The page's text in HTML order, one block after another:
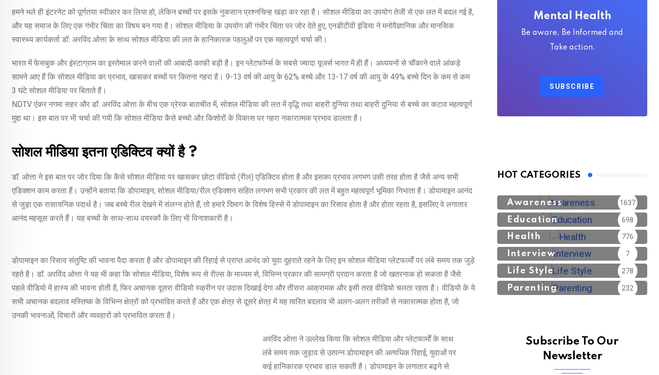
हमने भले ही इंटरनेट को पूर्णतया स्वीकार कर लिया हो, लेकिन बच्चों पर इसके नुकसान प्रश्नचिन्ह खड़ा कर रहा है। सोशल मीडिया का उपयोग तेजी से एक लत में बदल गई है,
और यह समाज के लिए एक गंभीर चिंता का विषय बन गया है। सोशल मीडिया के उपयोग की गंभीर चिंता पर जोर देते हुए, एनडीटीवी इंडिया ने मनोवैज्ञानिक और मानसिक
स्वास्थ्य कार्यकर्ता डॉ. अरविंद ओत्ता के साथ सोशल मीडिया की लत के हानिकारक पहलुओं पर एक महत्वपूर्ण चर्चा की।
भारत में फेसबुक और इंस्टाग्राम का इस्तेमाल करने वालों की आबादी काफी बड़ी है। इन प्लेटफॉर्म्स के सबसे ज्यादा यूजर्स भारत में ही हैं। अध्ययनों से चौंकाने वाले आंकड़े
सामने आए हैं कि सोशल मीडिया का प्रभाव, खासकर बच्चों पर कितना गहरा है। 9-13 वर्ष की आयु के 62% बच्चे और 13-17 वर्ष की आयु के 49% बच्चे दिन के कम से कम
3 घंटे सोशल मीडिया पर बिताते हैं।
NDTV एंकर नगमा सहर और डॉ. अरविंद ओत्ता के बीच एक प्रेरक बातचीत में, सोशल मीडिया की लत में वृद्धि तथा बाहरी दुनिया तथा बाहरी दुनिया से बच्चे का कटाव महत्वपूर्ण
मुद्दा था। इस बात पर भी चर्चा की गयी कि सोशल मीडिया कैसे बच्चो और किशोरों के विकास पर गहरा नकारात्मक प्रभाव डालता है।
सोशल मीडिया इतना एडिक्टिव क्यों है ?
डॉ. ओत्ता ने इस बात पर जोर दिया कि कैसे सोशल मीडिया पर खासकर छोटा वीडियो (रील) एडिक्टिव होता है और इसका प्रभाव लगभग उसी तरह होता है जैसे अन्य सभी
एडिक्शन काम करता हैं। उन्होंने बताया कि डोपामाइन, सोशल मीडिया/रील एडिक्शन सहित लगभग सभी प्रकार की लत में बहुत महत्वपूर्ण भूमिका निभाता है। डोपामाइन आनंद
से जुड़ा एक रासायनिक पदार्थ है। जब बच्चे रील देखने में संलग्न होते हैं, तो हमारे दिमाग के विशेष हिस्से में डोपामाइन का रिसाव होता है और होता रहता है, इसलिए वे लगातार
आनंद महसूस करते हैं। यह बच्चों के साथ-साथ वयस्कों के लिए भी विनाशकारी है।
डोपामाइन का रिसाव संतुष्टि की भावना पैदा करता है और डोपामाइन की रिहाई से प्राप्त आनंद को युवा दुहराते रहने के लिए इन सोशल मीडिया प्लेटफार्मों पर लंबे समय तक जुड़े
रहते है। डॉ. अरविंद ओत्ता ने यह भी कहा कि सोशल मीडिया, विशेष रूप से रील्स के माध्यम से, विभिन्न प्रकार की सामग्री प्रदान करता है जो खतरनाक हो सकता है जैसे:
पहले वीडियो में हास्य की भावना होती है, फिर अचानक दूसरा वीडियो स्क्रीन पर उदास दिखाई देगा और तीसरा आक्रामक और इसी तरह वीडियो चलता रहता है। वीडियो के ये
सभी अचानक बदलाव मस्तिष्क के विभिन्न क्षेत्रों को प्रभावित करते हैं और एक क्षेत्र से दूसरे क्षेत्र में यह त्वरित बदलाव भी अलग-अलग तरीकों से नकारात्मक होता है, जो
उनकी भावनाओं, विचारों और व्यवहारों को प्रभावित करता है।
अरविंद ओत्ता ने उल्लेख किया कि सोशल मीडिया और प्लेटफार्मों के साथ
लंबे समय तक जुड़ाव से उत्पन्न डोपामाइन की अत्यधिक रिहाई, युवाओं पर
कई हानिकारक प्रभाव डाल सकती है। डोपामाइन के लगातार बढ़ने से
Mental Health
Be aware, Be Informed and
Take action.
SUBSCRIBE
HOT CATEGORIES
Awareness 1637
Education 698
Health 776
Interview 7
Life Style 278
Parenting 232
Subscribe To Our
Newsletter